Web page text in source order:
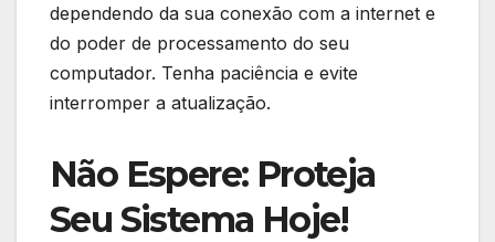
dependendo da sua conexão com a internet e
do poder de processamento do seu
computador. Tenha paciência e evite
interromper a atualização.
Não Espere: Proteja
Seu Sistema Hoje!